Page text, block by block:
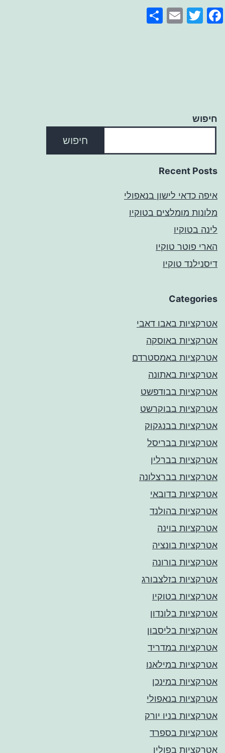
Facebook
Twitter
Email
חיפוש
חיפוש
Recent Posts
איפה כדאי לישון בנאפולי
מלונות מומלצים בטוקיו
לינה בטוקיו
הארי פוטר טוקיו
דיסנילנד טוקיו
Categories
אטרקציות באבו דאבי
אטרקציות באוסקה
אטרקציות באמסטרדם
אטרקציות באתונה
אטרקציות בבודפשט
אטרקציות בבוקרשט
אטרקציות בבנגקוק
אטרקציות בבריסל
אטרקציות בברלין
אטרקציות בברצלונה
אטרקציות בדובאי
אטרקציות בהולנד
אטרקציות בוינה
אטרקציות בונציה
אטרקציות בורונה
אטרקציות בזלצבורג
אטרקציות בטוקיו
אטרקציות בלונדון
אטרקציות בליסבון
אטרקציות במדריד
אטרקציות במילאנו
אטרקציות במינכן
אטרקציות בנאפולי
אטרקציות בניו יורק
אטרקציות בספרד
אטרקציות בפולין